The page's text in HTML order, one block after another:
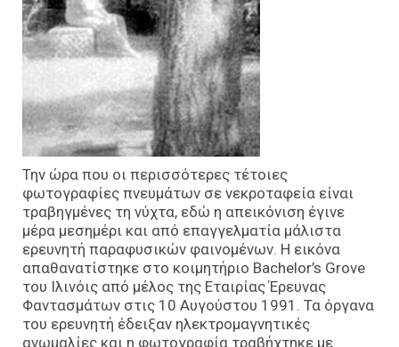
Την ώρα που οι περισσότερες τέτοιες
φωτογραφίες πνευμάτων σε νεκροταφεία είναι
τραβηγμένες τη νύχτα, εδώ η απεικόνιση έγινε
μέρα μεσημέρι και από επαγγελματία μάλιστα
ερευνητή παραφυσικών φαινομένων. Η εικόνα
απαθανατίστηκε στο κοιμητήριο Bachelor’s Grove
του Ιλινόις από μέλος της Εταιρίας Έρευνας
Φαντασμάτων στις 10 Αυγούστου 1991. Τα όργανα
του ερευνητή έδειξαν ηλεκτρομαγνητικές
ανωμαλίες και η φωτογραφία τραβήχτηκε με